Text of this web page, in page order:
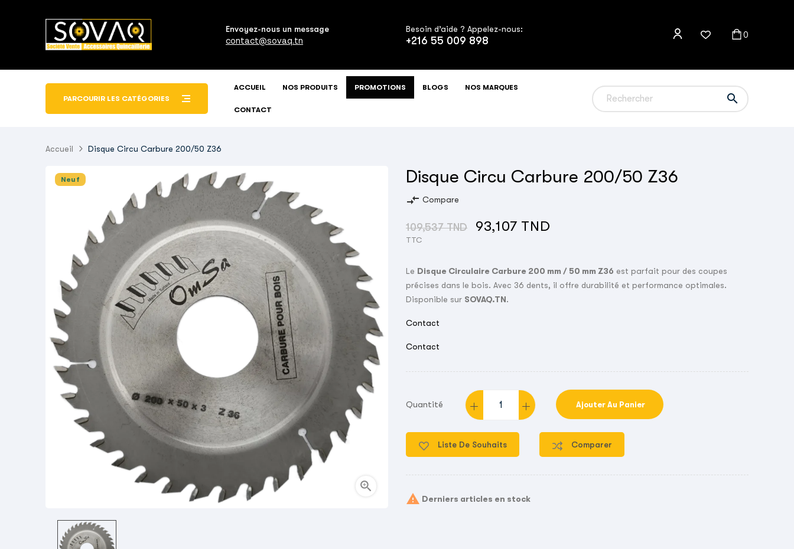
Envoyez-nous un message
contact@sovaq.tn
Besoin d’aide ? Appelez-nous:
+216 55 009 898
0
PARCOURIR LES CATÉGORIES
ACCUEIL NOS PRODUITS PROMOTIONS BLOGS NOS MARQUES
CONTACT

Accueil Disque Circu Carbure 200/50 Z36
Neuf

Disque Circu Carbure 200/50 Z36
compare_arrows Compare
109,537 TND 93,107 TND
TTC
Le Disque Circulaire Carbure 200 mm / 50 mm Z36 est parfait pour des coupes
précises dans le bois. Avec 36 dents, il offre durabilité et performance optimales.
Disponible sur SOVAQ.TN.
Contact
Contact
Quantité Ajouter Au Panier
Liste De Souhaits Comparer
 Derniers articles en stock